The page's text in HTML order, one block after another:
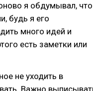
я обдумывал, что
будь я его
много идей и
есть заметки или
не уходить в
Важно